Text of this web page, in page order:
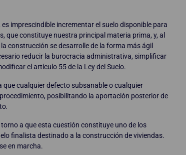
imprescindible incrementar el suelo disponible para
que constituye nuestra principal materia prima, y, al
construcción se desarrolle de la forma más ágil
reducir la burocracia administrativa, simplificar
el artículo 55 de la Ley del Suelo.
cualquier defecto subsanable o cualquier
posibilitando la aportación posterior de
.
a que esta cuestión constituye uno de los
finalista destinado a la construcción de viviendas.
en marcha.